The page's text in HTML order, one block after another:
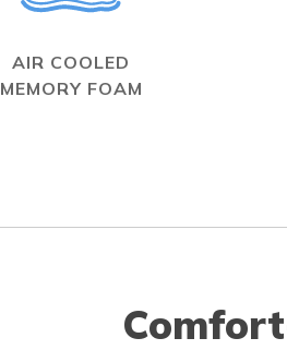
AIR COOLED
MEMORY FOAM